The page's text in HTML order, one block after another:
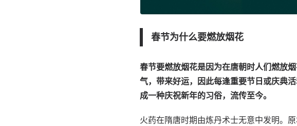
春节为什么要燃放烟花
春节要燃放烟花是因为在唐朝时人们燃放
气，带来好运，因此每逢重要节日或庆典
成一种庆祝新年的习俗，流传至今。
火药在隋唐时期由炼丹术士无意中发明。